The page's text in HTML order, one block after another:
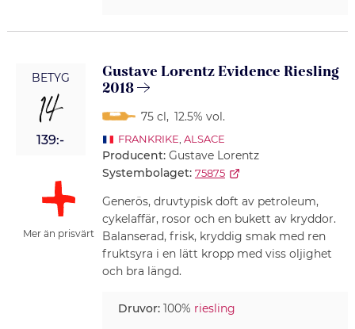
BETYG
14
139:-
Mer än prisvärt
Gustave Lorentz Evidence Riesling
2018
75 cl, 12.5% vol.
FRANKRIKE ALSACE
Producent: Gustave Lorentz
Systembolaget: 75875
Generös, druvtypisk doft av petroleum,
cykelaffär, rosor och en bukett av kryddor.
Balanserad, frisk, kryddig smak med ren
fruktsyra i en lätt kropp med viss oljighet
och bra längd.
Druvor:100% riesling